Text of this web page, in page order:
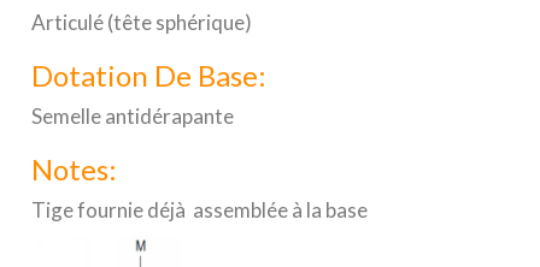
Articulé (tête sphérique)
Dotation De Base:
Semelle antidérapante
Notes:
Tige fournie déjà assemblée à la base